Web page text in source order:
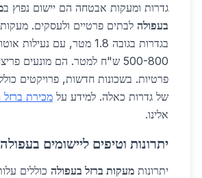
גדרות ומעקות אבטחה הם יישום נפוץ ב
בעפולה לבתים פרטיים ולעסקים.
בגדרות בגובה 1.8 מטר, עם
500-800 ש"ח למטר. הם מונעים
של גדרות כאלה. למידע על מכירת ברזל
אלינו.
יתרונות וטיפים ליישומים בעפולה
יתרונות מעקות ברזל בעפולה כוללים